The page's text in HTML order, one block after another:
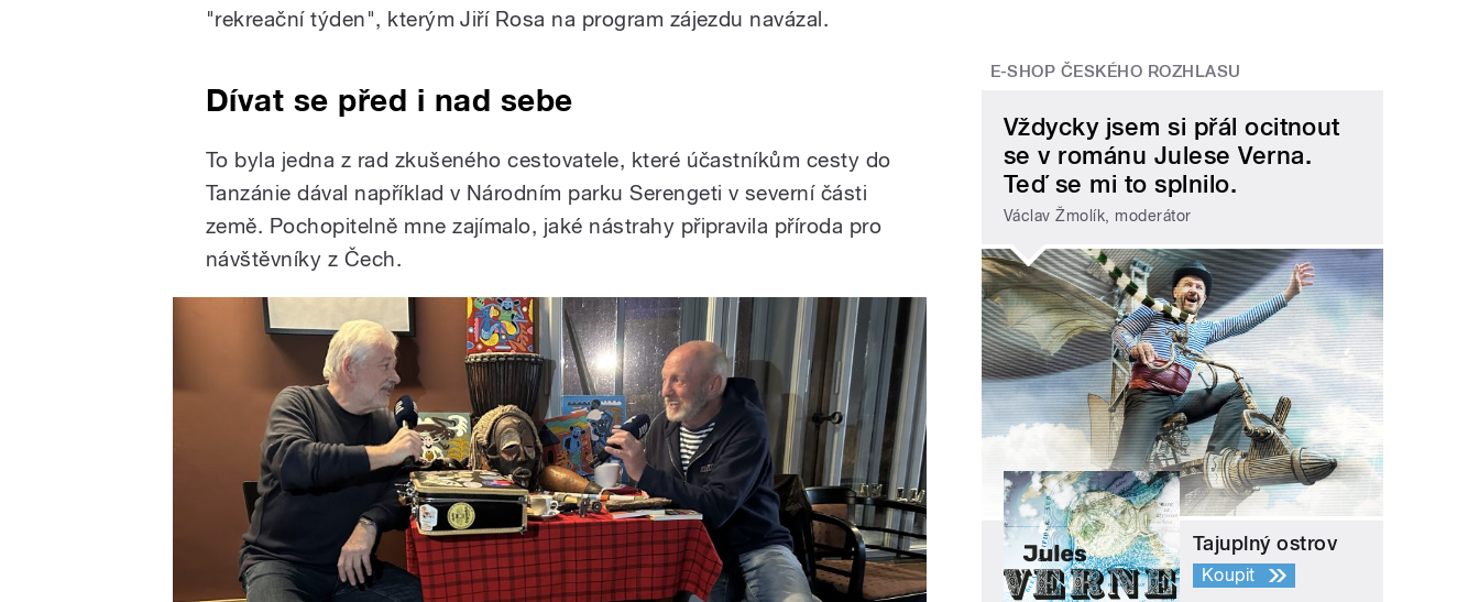
"rekreační týden", kterým Jiří Rosa na program zájezdu navázal.
Dívat se před i nad sebe
To byla jedna z rad zkušeného cestovatele, které účastníkům cesty do
Tanzánie dával například v Národním parku Serengeti v severní části
země. Pochopitelně mne zajímalo, jaké nástrahy připravila příroda pro
návštěvníky z Čech.
E-SHOP ČESKÉHO ROZHLASU
Vždycky jsem si přál ocitnout
se v románu Julese Verna.
Teď se mi to splnilo.
Václav Žmolík, moderátor
Tajuplný ostrov
Koupit